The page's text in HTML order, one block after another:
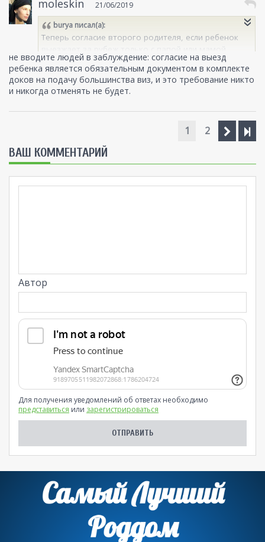
moleskin
21/06/2019
burya писал(а):
Теперь согласие второго родителя, если ребенок
вообще не требуется!
не вводите людей в заблуждение: согласие на выезд
ребенка является обязательным документом в комплекте
доков на подачу большинства виз, и это требование никто
и никогда отменять не будет.
1 2
ВАШ КОММЕНТАРИЙ
Автор
Для получения уведомлений об ответах необходимо
представиться или зарегистрироваться